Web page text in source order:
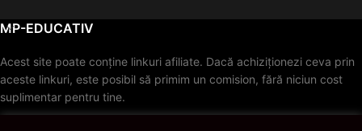
MP-EDUCATIV
Acest site poate conține linkuri afiliate. Dacă achiziționezi ceva prin
aceste linkuri, este posibil să primim un comision, fără niciun cost
suplimentar pentru tine.